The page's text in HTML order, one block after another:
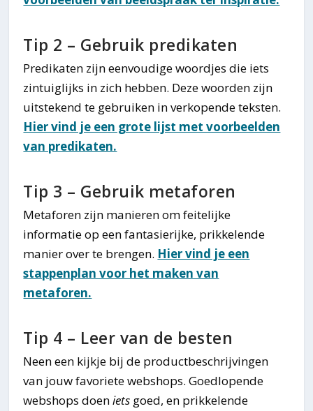
Tip 2 – Gebruik predikaten
Predikaten zijn eenvoudige woordjes die iets
zintuiglijks in zich hebben. Deze woorden zijn
uitstekend te gebruiken in verkopende teksten.
Hier vind je een grote lijst met voorbeelden
van predikaten.
Tip 3 – Gebruik metaforen
Metaforen zijn manieren om feitelijke
informatie op een fantasierijke, prikkelende
manier over te brengen. Hier vind je een
stappenplan voor het maken van
metaforen.
Tip 4 – Leer van de besten
Neen een kijkje bij de productbeschrijvingen
van jouw favoriete webshops. Goedlopende
webshops doeniets goed, en prikkelende